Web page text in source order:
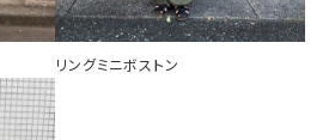
リングミニボストン